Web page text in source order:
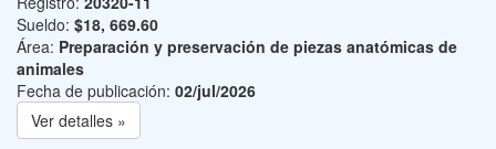
Sueldo: $18, 669.60
Área: Preparación y preservación de piezas anatómicas de
animales
Fecha de publicación: 02/jul/2026
Ver detalles »